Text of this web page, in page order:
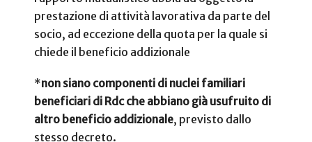
prestazione di attività lavorativa da parte del
socio, ad eccezione della quota per la quale si
chiede il beneficio addizionale
*non siano componenti di nuclei familiari
beneficiari di Rdc che abbiano già usufruito di
altro beneficio addizionale, previsto dallo
stesso decreto.